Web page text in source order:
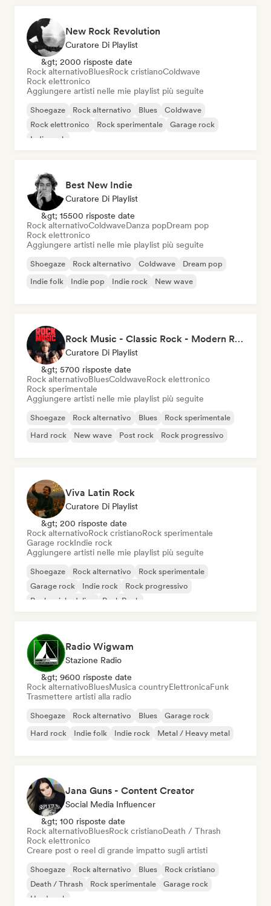
New Rock Revolution
Curatore Di Playlist
&gt; 2000 risposte date
Rock alternativoBluesRock cristianoColdwave
Rock elettronico
Aggiungere artisti nelle mie playlist più seguite
Shoegaze Rock alternativo Blues
Coldwave
Rock elettronico
Rock sperimentale
Garage rock
Indie rock
Best New Indie
Curatore Di Playlist
&gt; 15500 risposte date
Rock alternativoColdwaveDanza popDream pop
Rock elettronico
Aggiungere artisti nelle mie playlist più seguite
Shoegaze Rock alternativo Coldwave
Dream pop
Indie folk
Indie pop Indie rock New wave
Rock Music - Classic Rock - Modern Rock
Curatore Di Playlist
&gt; 5700 risposte date
Rock alternativoBluesColdwaveRock elettronico
Rock sperimentale
Aggiungere artisti nelle mie playlist più seguite
Shoegaze Rock alternativo Blues
Rock sperimentale
Hard rock
New wave Post rock Rock progressivo
Viva Latin Rock
Curatore Di Playlist
&gt; 200 risposte date
Rock alternativoRock cristianoRock sperimentale
Garage rockIndie rock
Aggiungere artisti nelle mie playlist più seguite
Shoegaze Rock alternativo
Rock sperimentale
Garage rock
Indie rock
Rock progressivo
Rock psichedelico
Punk Rock
Radio Wigwam
Stazione Radio
&gt; 9600 risposte date
Rock alternativoBluesMusica countryElettronicaFunk
Trasmettere artisti alla radio
Shoegaze Rock alternativo Blues
Garage rock
Hard rock
Indie folk Indie rock Metal / Heavy metal
Jana Guns - Content Creator
Social Media Influencer
&gt; 100 risposte date
Rock alternativoBluesRock cristianoDeath / Thrash
Rock elettronico
Creare post o reel di grande impatto sugli artisti
Shoegaze Rock alternativo Blues
Rock cristiano
Death / Thrash
Rock sperimentale
Garage rock
Hard rock